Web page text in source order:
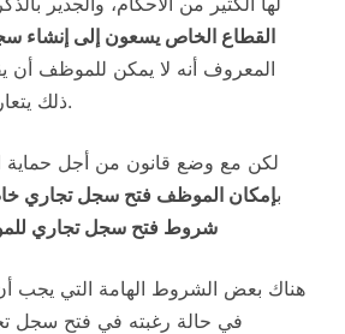
القطاع الخاص يسعون إلى إنشاء
المعروف أنه لا يمكن للموظف أن
ذلك يتعارض مع قانون العمل.
لكن مع وضع قانون من أجل حماية
بإمكان الموظف فتح سجل تجاري
شروط فتح سجل تجاري
هناك بعض الشروط الهامة التي يجب
في حالة رغبته في فتح سجل